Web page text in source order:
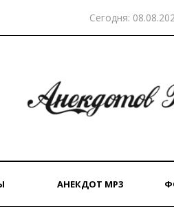
Сегодня:
АНЕКДОТ MP3